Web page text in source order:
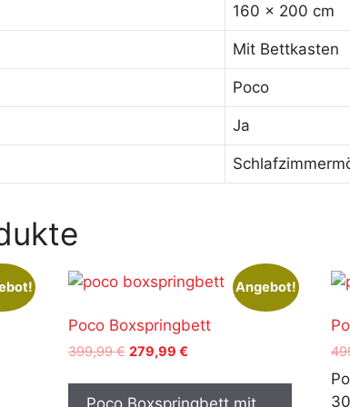
160 x 200 cm
Mit Bettkasten
Poco
Ja
Angebot!
Poco Boxspringbett
399,99€ Ursprünglicher
war:
279,99 €Aktueller
ist: